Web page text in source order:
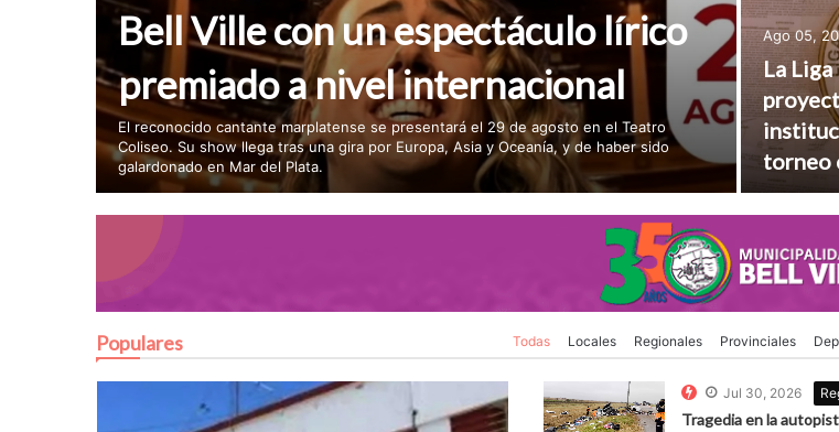
Bell Ville con un espectáculo lírico
premiado a nivel internacional
El reconocido cantante marplatense se presentará el 29 de agosto en el Teatro
Coliseo. Su show llega tras una gira por Europa, Asia y Oceanía, y de haber sido
galardonado en Mar del Plata.
Ago 05,
La
torneo
Populares Todas Locales Regionales Provinciales
Jul 30, 2026
Tragedia en la